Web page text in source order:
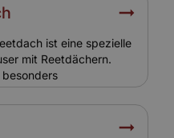
Neubauten daran
höheren
berücksichtigen
ist eine spezielle
mit Reetdächern.
spezielle
sind typisch für
in Norddeutschland.